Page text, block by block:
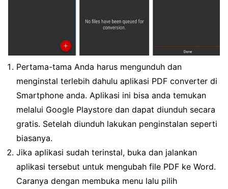
Pertama-tama Anda harus mengunduh dan
menginstal terlebih dahulu aplikasi PDF converter di
Smartphone anda. Aplikasi ini bisa anda temukan
melalui Google Playstore dan dapat diunduh secara
gratis. Setelah diunduh lakukan penginstalan seperti
biasanya.
Jika aplikasi sudah terinstal, buka dan jalankan
aplikasi tersebut untuk mengubah file PDF ke Word.
Caranya dengan membuka menu lalu pilih